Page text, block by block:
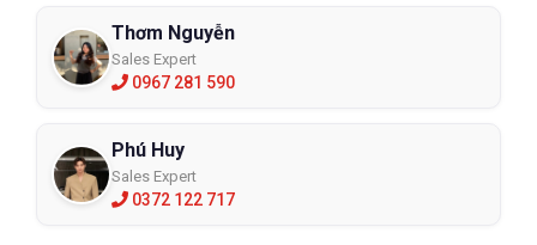
Thơm Nguyễn
Sales Expert
0967 281 590
Phú Huy
Sales Expert
0372 122 717